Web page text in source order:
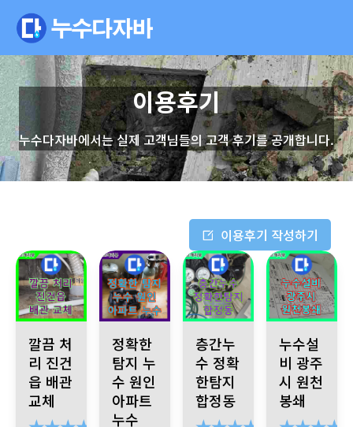
이용후기
누수다자바에서는 실제 고객님들의 고객 후기를 공개합니다.
이용후기 작성하기
깔끔 처
리 진건
읍 배관
교체
정확한
탐지 누
수 원인
아파트
누수
층간누
수 정확
한탐지
합정동
누수설
비 광주
시 원천
봉쇄